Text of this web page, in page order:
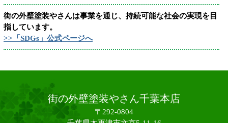
街の外壁塗装やさんは事業を通じ、持続可能な社会の実現を目
指しています。
>>「SDGs」公式ページへ
街の外壁塗装やさん千葉本店
〒292-0804